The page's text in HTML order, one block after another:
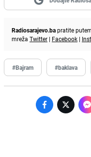
Radiosarajevo.bapratite
mreža Twitter | Facebook |
#Bajram #baklava